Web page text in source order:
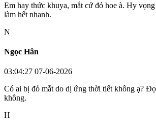
Em hay thức khuya, mắt cứ đỏ hoe à. Hy
làm hết nhanh.
N
Ngọc Hân
03:04:27 07-06-2026
Có ai bị đỏ mắt do dị ứng thời tiết không ạ?
không.
H